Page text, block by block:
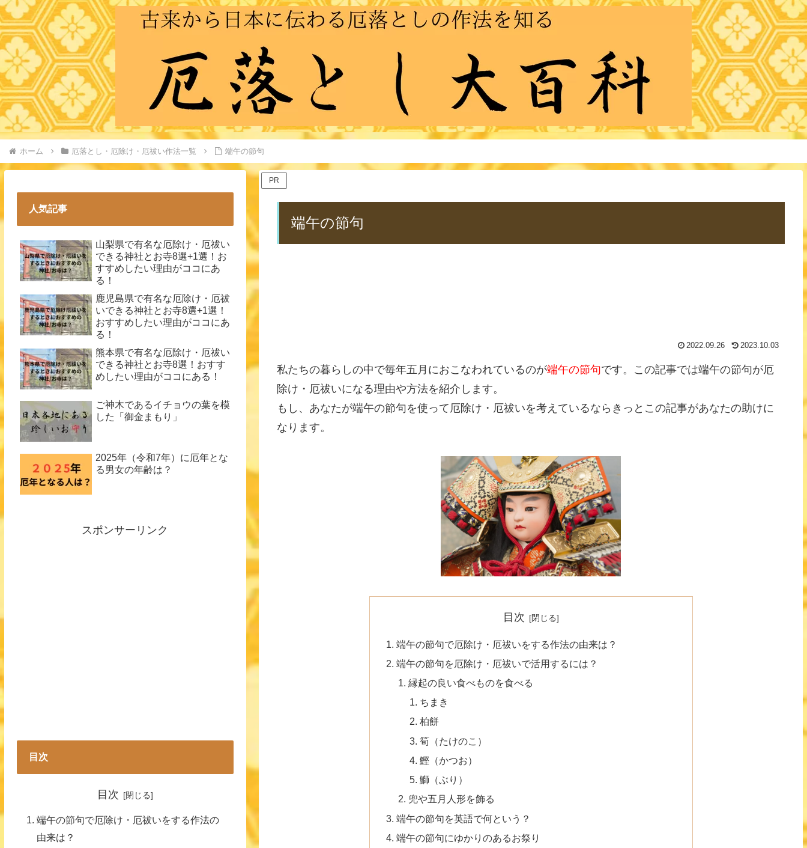
ホーム 厄落とし・厄除け・厄祓い作法一覧 端午の節句
PR
端午の節句
2022.09.26 2023.10.03
私たちの暮らしの中で毎年五月におこなわれているのが端午の節句です。この記事では端午の節句が厄
除け・厄祓いになる理由や方法を紹介します。
もし、あなたが端午の節句を使って厄除け・厄祓いを考えているならきっとこの記事があなたの助けに
なります。
目次
端午の節句で厄除け・厄祓いをする作法の由来は？
端午の節句を厄除け・厄祓いで活用するには？
縁起の良い食べものを食べる
ちまき
柏餅
筍（たけのこ）
鰹（かつお）
鰤（ぶり）
兜や五月人形を飾る
端午の節句を英語で何という？
端午の節句にゆかりのあるお祭り
人気記事
山梨県で有名な厄除け・厄祓い
できる神社とお寺8選+1選！お
すすめしたい理由がココにあ
る！
鹿児島県で有名な厄除け・厄祓
いできる神社とお寺8選+1選！
おすすめしたい理由がココにあ
る！
熊本県で有名な厄除け・厄祓い
できる神社とお寺8選！おすす
めしたい理由がココにある！
ご神木であるイチョウの葉を模
した「御金まもり」
2025年（令和7年）に厄年とな
る男女の年齢は？
スポンサーリンク
目次
目次
端午の節句で厄除け・厄祓いをする作法の
由来は？